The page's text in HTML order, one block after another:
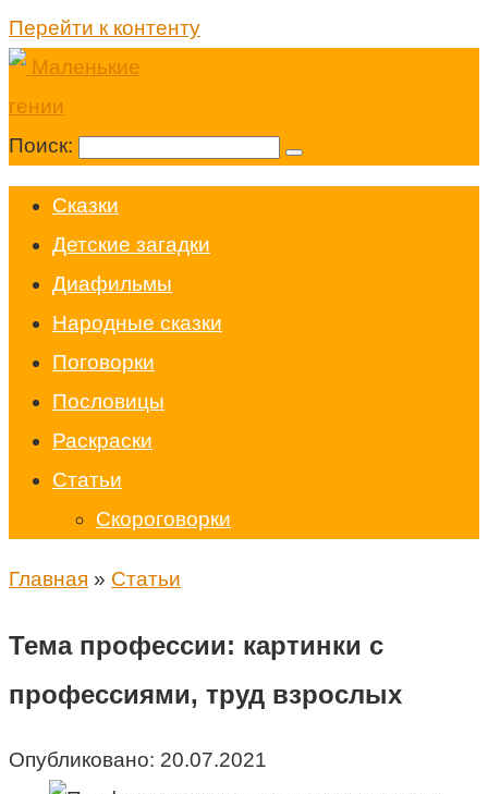
Перейти к контенту
Поиск:
Cказки
Детские загадки
Диафильмы
Народные сказки
Поговорки
Пословицы
Раскраски
Статьи
Скороговорки
Главная » Статьи
Тема профессии: картинки с
профессиями, труд взрослых
Опубликовано: 20.07.2021